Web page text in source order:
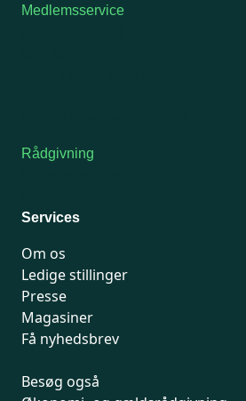
Medlemsservice
Rådgivning
Services
Om os
Ledige stillinger
Presse
Magasiner
Få nyhedsbrev
Besøg også